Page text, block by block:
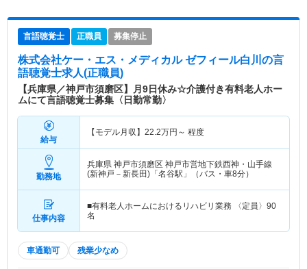
言語聴覚士 正職員 募集停止
株式会社ケー・エス・メディカル ゼフィール白川 の言
語聴覚士求人(正職員)
【兵庫県／神戸市須磨区】月9日休み☆介護付き有料老人ホー
ムにて言語聴覚士募集〈日勤常勤〉
給与
【モデル月収】 22.2万円～ 程度
勤務地
兵庫県 神戸市須磨区 神戸市営地下鉄西神・山手線
(新神戸－新長田)「名谷駅」（バス・車8分）
仕事内容
■有料老人ホームにおけるリハビリ業務 〈定員〉90
名
車通勤可 残業少なめ